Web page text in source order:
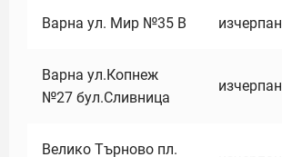
Варна ул. Мир №35 В изчерпан
Варна ул.Копнеж
№27 бул.Сливница
изчерпан
Велико Търново пл.